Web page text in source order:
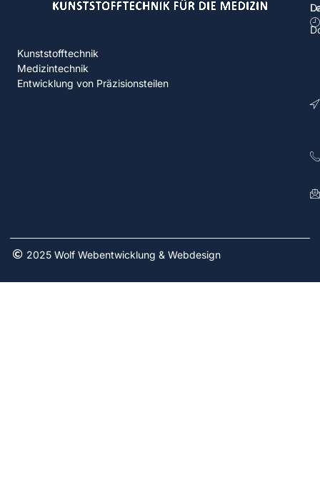
Kunststofftechnik
Medizintechnik
Entwicklung von Präzisionsteilen
2025 Wolf Webentwicklung & Webdesign